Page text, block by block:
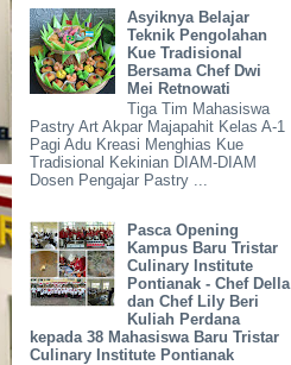
Asyiknya Belajar
Teknik Pengolahan
Kue Tradisional
Bersama Chef Dwi
Mei Retnowati
Tiga Tim Mahasiswa
Pastry Art Akpar Majapahit Kelas A-1
Pagi Adu Kreasi Menghias Kue
Tradisional Kekinian DIAM-DIAM
Dosen Pengajar Pastry ...
Pasca Opening
Kampus Baru Tristar
Culinary Institute
Pontianak - Chef Della
dan Chef Lily Beri
Kuliah Perdana
kepada 38 Mahasiswa Baru Tristar
Culinary Institute Pontianak